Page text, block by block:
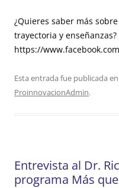
¿Quieres saber más
trayectoria y enseñanzas?
https://
Esta entrada fue publicada en
ProinnovacionAdmin.
Entrevista al Dr.
programa Más